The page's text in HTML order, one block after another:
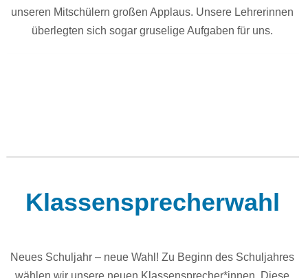
unseren Mitschülern großen Applaus. Unsere Lehrerinnen
überlegten sich sogar gruselige Aufgaben für uns.
Klassensprecherwahl
Neues Schuljahr – neue Wahl! Zu Beginn des Schuljahres
wählen wir unsere neuen Klassensprecher*innen. Diese